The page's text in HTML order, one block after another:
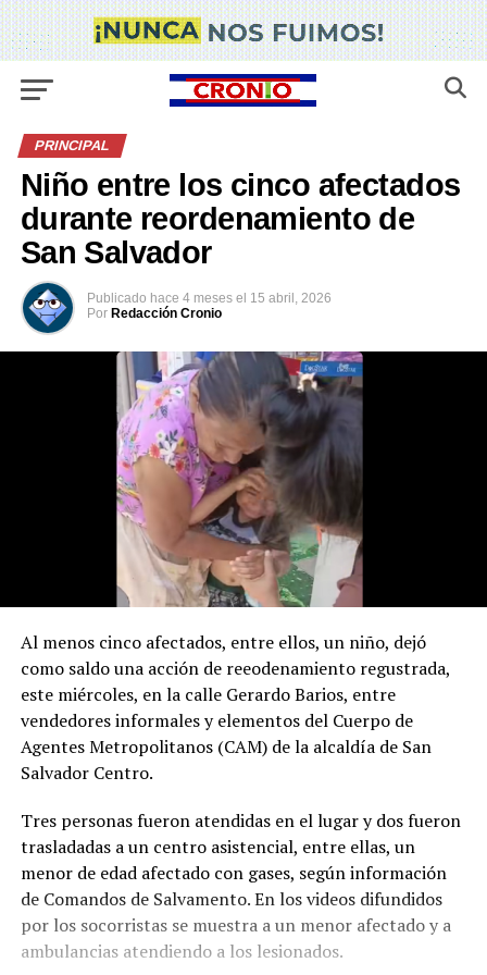
PRINCIPAL
Niño entre los cinco afectados
durante reordenamiento de
San Salvador
Publicado hace 4 meses el 15 abril, 2026
Por Redacción Cronio
Al menos cinco afectados, entre ellos, un niño, dejó
como saldo una acción de reeodenamiento regustrada,
este miércoles, en la calle Gerardo Barios, entre
vendedores informales y elementos del Cuerpo de
Agentes Metropolitanos (CAM) de la alcaldía de San
Salvador Centro.
Tres personas fueron atendidas en el lugar y dos fueron
trasladadas a un centro asistencial, entre ellas, un
menor de edad afectado con gases, según información
de Comandos de Salvamento. En los videos difundidos
por los socorristas se muestra a un menor afectado y a
ambulancias atendiendo a los lesionados.